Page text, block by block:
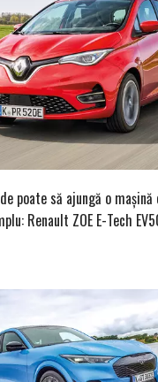
poate să ajungă o
Renault ZOE E-Tech